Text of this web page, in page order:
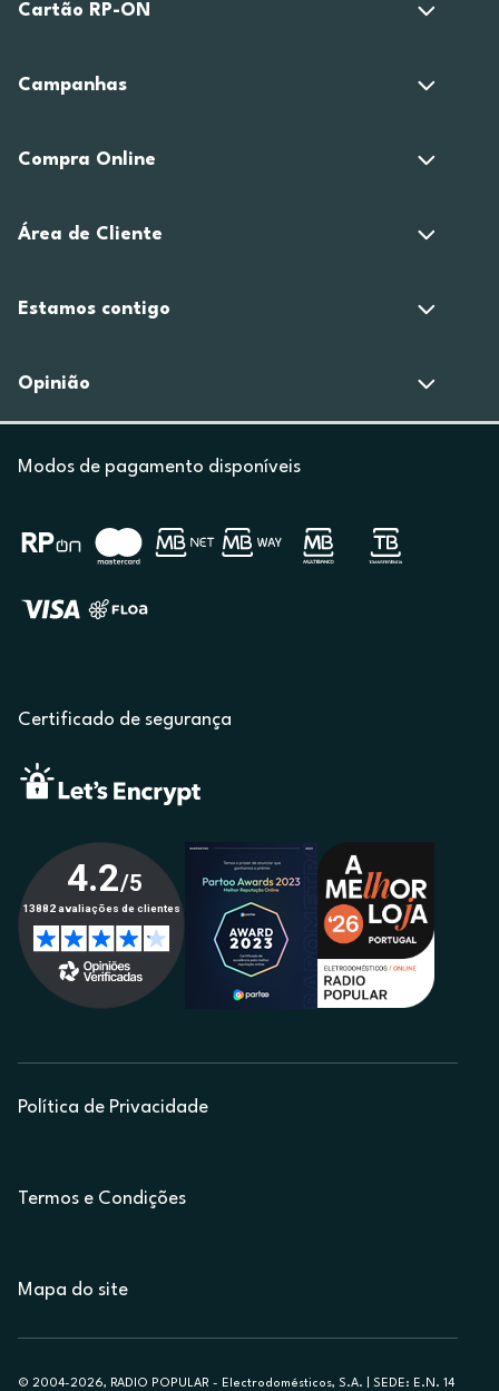
Cartão RP-ON
Campanhas
Compra Online
Área de Cliente
Estamos contigo
Opinião
Modos de pagamento disponíveis
Certificado de segurança
Política de Privacidade
Termos e Condições
Mapa do site
© 2004-2026, RADIO POPULAR - Electrodomésticos, S.A. | SEDE: E.N. 14